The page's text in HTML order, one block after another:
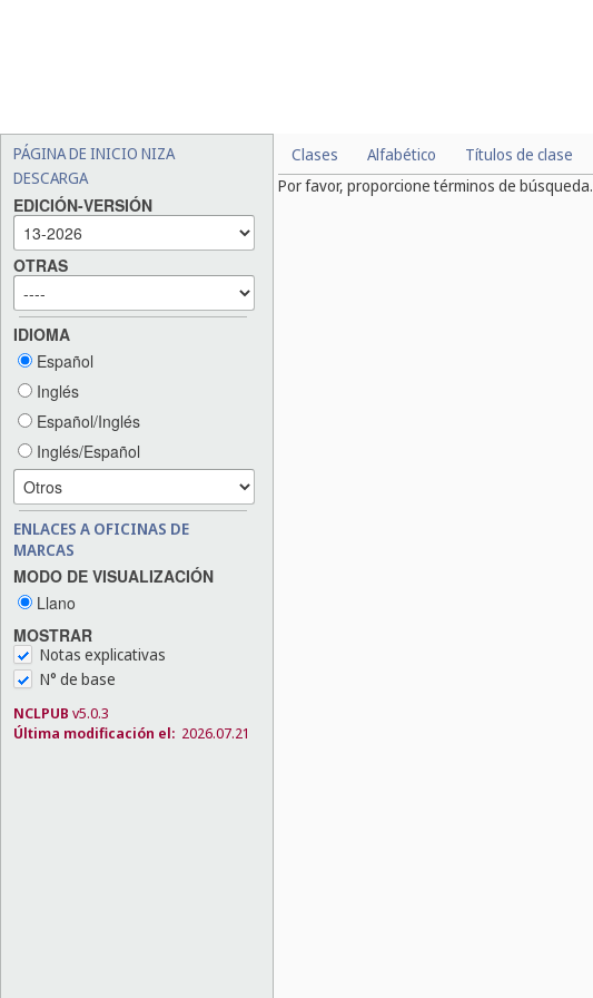
PÁGINA DE INICIO NIZA
DESCARGA
EDICIÓN-VERSIÓN
OTRAS
IDIOMA
Español
Inglés
Español/Inglés
Inglés/Español
ENLACES A OFICINAS DE
MARCAS
MODO DE VISUALIZACIÓN
Llano
MOSTRAR
Notas explicativas
N° de base
NCLPUB v5.0.3
Última modificación el: 2026.07.21
Clases Alfabético Títulos de clase
Por favor, proporcione términos de búsqueda.